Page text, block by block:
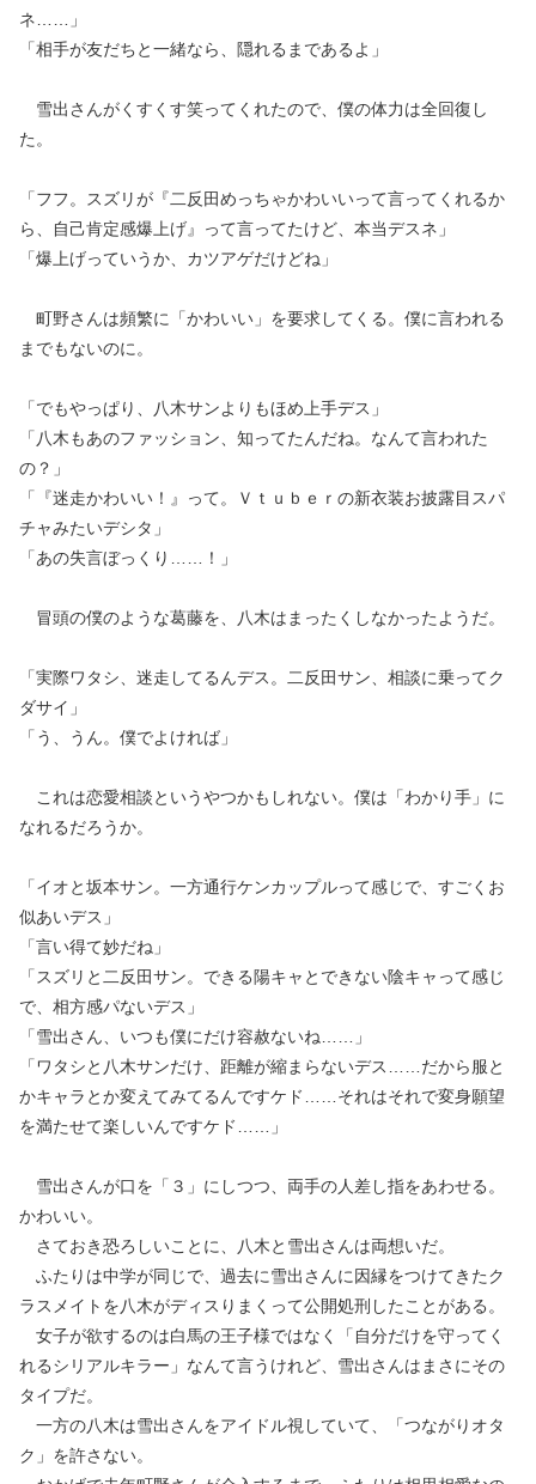
ネ……」
「相手が友だちと一緒なら、隠れるまであるよ」
雪出さんがくすくす笑ってくれたので、僕の体力は全回復し
た。
「フフ。スズリが『二反田めっちゃかわいいって言ってくれるか
ら、自己肯定感爆上げ』って言ってたけど、本当デスネ」
「爆上げっていうか、カツアゲだけどね」
町野さんは頻繁に「かわいい」を要求してくる。僕に言われる
までもないのに。
「でもやっぱり、八木サンよりもほめ上手デス」
「八木もあのファッション、知ってたんだね。なんて言われた
の？」
「『迷走かわいい！』って。Ｖｔｕｂｅｒの新衣装お披露目スパ
チャみたいデシタ」
「あの失言ぼっくり……！」
冒頭の僕のような葛藤を、八木はまったくしなかったようだ。
「実際ワタシ、迷走してるんデス。二反田サン、相談に乗ってク
ダサイ」
「う、うん。僕でよければ」
これは恋愛相談というやつかもしれない。僕は「わかり手」に
なれるだろうか。
「イオと坂本サン。一方通行ケンカップルって感じで、すごくお
似あいデス」
「言い得て妙だね」
「スズリと二反田サン。できる陽キャとできない陰キャって感じ
で、相方感パないデス」
「雪出さん、いつも僕にだけ容赦ないね……」
「ワタシと八木サンだけ、距離が縮まらないデス……だから服と
かキャラとか変えてみてるんですケド……それはそれで変身願望
を満たせて楽しいんですケド……」
雪出さんが口を「３」にしつつ、両手の人差し指をあわせる。
かわいい。
さておき恐ろしいことに、八木と雪出さんは両想いだ。
ふたりは中学が同じで、過去に雪出さんに因縁をつけてきたク
ラスメイトを八木がディスりまくって公開処刑したことがある。
女子が欲するのは白馬の王子様ではなく「自分だけを守ってく
れるシリアルキラー」なんて言うけれど、雪出さんはまさにその
タイプだ。
一方の八木は雪出さんをアイドル視していて、「つながりオタ
ク」を許さない。